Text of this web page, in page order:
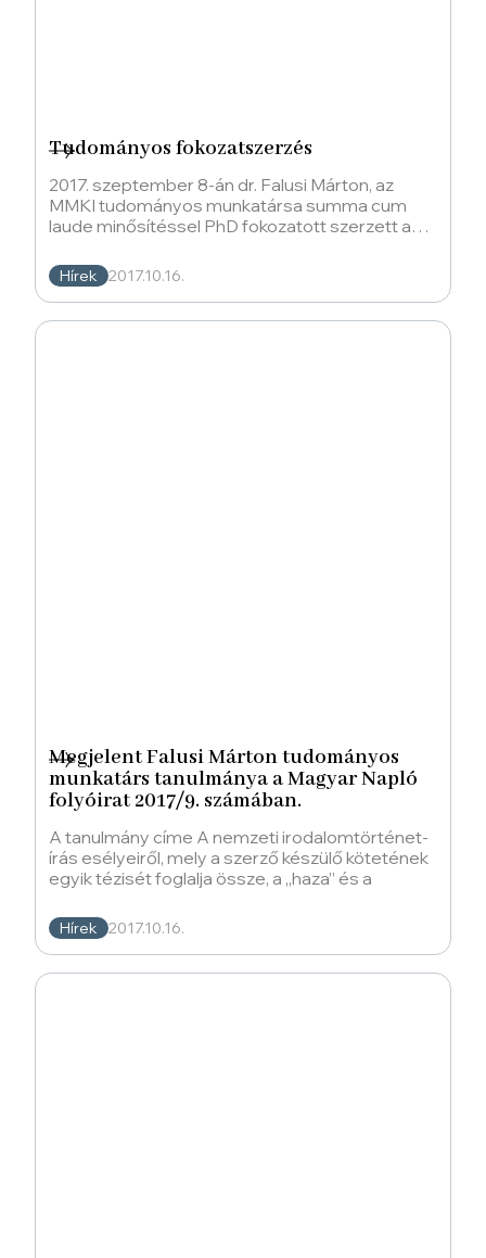
Tudományos fokozatszerzés
2017. szeptember 8-án dr. Falusi Márton, az
MMKI tudományos munkatársa summa cum
laude minősítéssel PhD fokozatott szerzett a
Hírek 2017.10.16.
Megjelent Falusi Márton tudományos
munkatárs tanulmánya a Magyar Napló
folyóirat 2017/9. számában.
A tanulmány címe A nemzeti irodalomtörténet-
írás esélyeiről, mely a szerző készülő kötetének
egyik tézisét foglalja össze, a „haza” és a
Hírek 2017.10.16.